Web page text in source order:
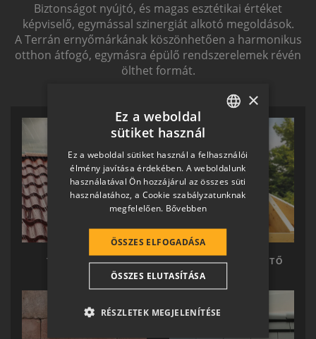
Biztonságot nyújtó, és magas esztétikai értéket
képviselő, egymással szinergiát alkotó megoldások.
A Terrán ernyőmárkának köszönhetően a harmonikus
otthon átfogó, egymásra épülő rendszerelemek révén
ölthet formát.
TERRÁN TETŐ TERRÁN KÉSZTETŐ
HUNGARIAN
SLOVAK
GERMAN
ROMANIAN
CROATIAN
SR
RO-HU
×
Ez a weboldal
sütiket használ
Ez a weboldal sütiket használ a felhasználói
élmény javítása érdekében. A weboldalunk
használatával Ön hozzájárul az összes süti
használatához, a Cookie szabályzatunknak
megfelelően. Bővebben
ÖSSZES ELFOGADÁSA
ÖSSZES ELUTASÍTÁSA
RÉSZLETEK MEGJELENÍTÉSE